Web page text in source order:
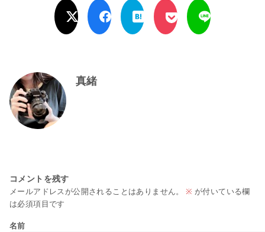
真緒
コメントを残す
メールアドレスが公開されることはありません。 ※ が付いている欄
は必須項目です
名前